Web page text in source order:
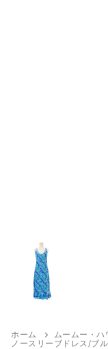
ホーム ムームー・ハ
ノースリーブドレス/ブ